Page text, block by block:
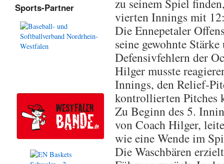
zu seinem Spiel
vierten Innings mit
Die Ennepetaler
seine gewohnte
Defensivfehlern der
Hilger musste
Innings, den Relief-
kontrollierten Pitches
Zu Beginn des 5.
von Coach Hilger,
wie eine Wende im
Die Waschbären
Sports-Partner